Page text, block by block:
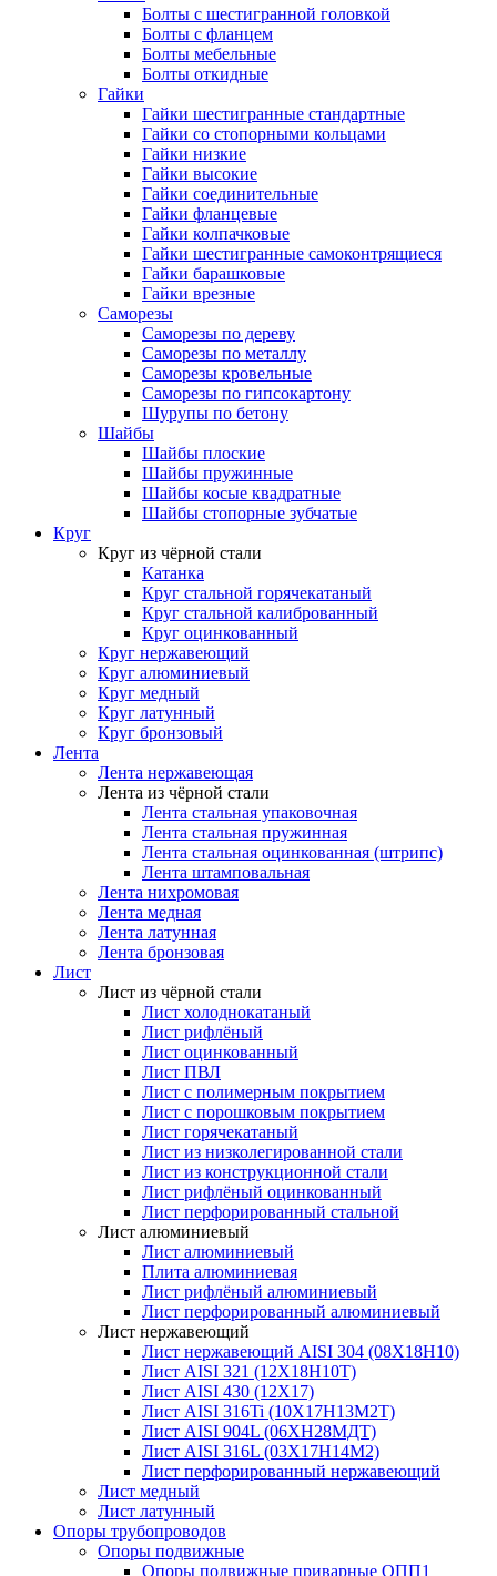
Болты с шестигранной головкой
Болты с фланцем
Болты мебельные
Болты откидные
Гайки
Гайки шестигранные стандартные
Гайки со стопорными кольцами
Гайки низкие
Гайки высокие
Гайки соединительные
Гайки фланцевые
Гайки колпачковые
Гайки шестигранные самоконтрящиеся
Гайки барашковые
Гайки врезные
Саморезы
Саморезы по дереву
Саморезы по металлу
Саморезы кровельные
Саморезы по гипсокартону
Шурупы по бетону
Шайбы
Шайбы плоские
Шайбы пружинные
Шайбы косые квадратные
Шайбы стопорные зубчатые
Круг
Круг из чёрной стали
Катанка
Круг стальной горячекатаный
Круг стальной калиброванный
Круг оцинкованный
Круг нержавеющий
Круг алюминиевый
Круг медный
Круг латунный
Круг бронзовый
Лента
Лента нержавеющая
Лента из чёрной стали
Лента стальная упаковочная
Лента стальная пружинная
Лента стальная оцинкованная (штрипс)
Лента штамповальная
Лента нихромовая
Лента медная
Лента латунная
Лента бронзовая
Лист
Лист из чёрной стали
Лист холоднокатаный
Лист рифлёный
Лист оцинкованный
Лист ПВЛ
Лист с полимерным покрытием
Лист с порошковым покрытием
Лист горячекатаный
Лист из низколегированной стали
Лист из конструкционной стали
Лист рифлёный оцинкованный
Лист перфорированный стальной
Лист алюминиевый
Лист алюминиевый
Плита алюминиевая
Лист рифлёный алюминиевый
Лист перфорированный алюминиевый
Лист нержавеющий
Лист нержавеющий AISI 304 (08Х18Н10)
Лист AISI 321 (12Х18Н10Т)
Лист AISI 430 (12Х17)
Лист AISI 316Ti (10Х17Н13М2Т)
Лист AISI 904L (06ХН28МДТ)
Лист AISI 316L (03Х17Н14М2)
Лист перфорированный нержавеющий
Лист медный
Лист латунный
Опоры трубопроводов
Опоры подвижные
Опоры подвижные приварные ОПП1